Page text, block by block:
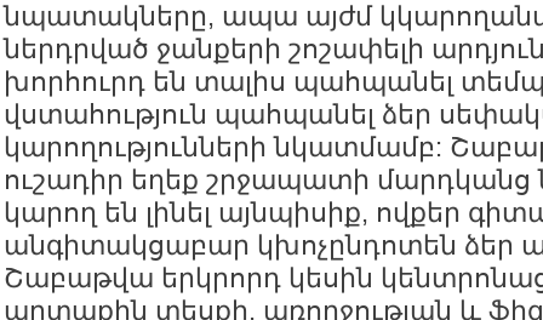
նպատակները, ապա այժմ
ներդրված ջանքերի շոշափելի
խորհուրդ են տալիս պահպանել
վստահություն պահպանել ձեր
կարողությունների նկատմամբ:
ուշադիր եղեք շրջապատի
կարող են լինել այնպիսիք, ովքեր
անգիտակցաբար կխոչընդոտեն ձեր
Շաբաթվա երկրորդ կեսին
արտաքին տեսքի, առողջության և